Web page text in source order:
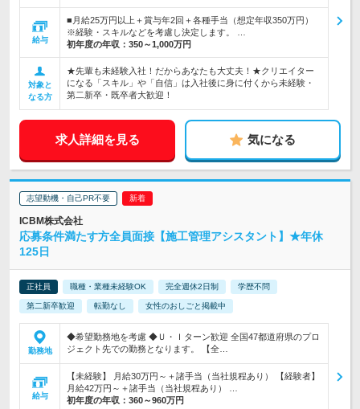
給与
■月給25万円以上＋賞与年2回＋各種手当（想定年収350万円）
※経験・スキルなどを考慮し決定します。 …
初年度の年収： 350～1,000万円
対象と
なる方
★先輩も未経験入社！だからあなたも大丈夫！★クリエイター
になる「スキル」や「自信」は入社後に身に付くから未経験・
第二新卒・既卒者大歓迎！
求人詳細を見る 気になる
志望動機・自己PR不要
ICBM株式会社
応募条件満たす方全員面接【施工管理アシスタント】★年休
125日
正社員 職種・業種未経験OK 完全週休2日制 学歴不問
第二新卒歓迎 転勤なし 女性のおしごと掲載中
勤務地
◆希望勤務地を考慮 ◆Ｕ・Ｉターン歓迎 全国47都道府県のプロ
ジェクト先での勤務となります。 【全…
給与
【未経験】 月給30万円～＋諸手当（当社規程あり） 【経験者】
月給42万円～＋諸手当（当社規程あり） …
初年度の年収： 360～960万円